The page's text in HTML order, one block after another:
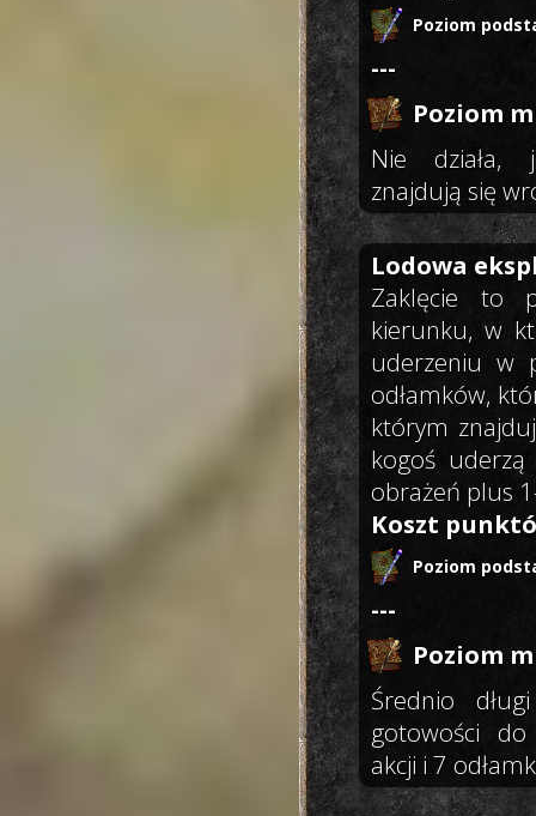
Poziom
---
Poziom
Nie działa,
znajdują się
Lodowa
Zaklęcie to
kierunku, w
uderzeniu w
odłamków,
którym
kogoś
obrażeń plus
Koszt
Poziom
---
Poziom
Średnio
gotowości
akcji i 7